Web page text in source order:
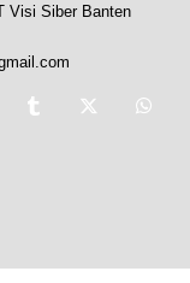
Visi Siber Banten